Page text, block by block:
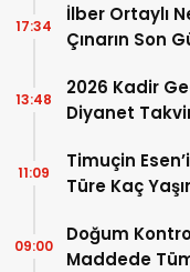
İlber Ortaylı
Çınarın Son
17:34
2026 Kadir
Diyanet
13:48
Timuçin
Türe Kaç
11:09
Doğum
Maddede
09:00